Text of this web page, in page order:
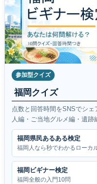
参加型クイズ
福岡クイズ
点数と回答時間をSNSでシ
人編・ご当地グルメ編・遺跡
福岡県民あるある検定
福岡人なら秒でわかるローカ
福岡ビギナー検定
福岡全般の入門10問